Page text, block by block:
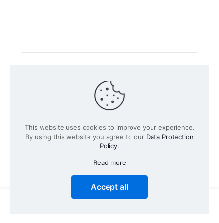
供 | 保留所有权利
This website uses cookies to improve your experience.
By using this website you agree to our Data Protection
Policy.
Read more
Accept all